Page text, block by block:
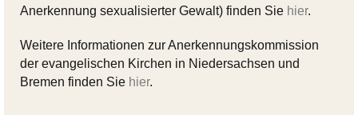
Anerkennung sexualisierter Gewalt) finden Sie hier.
Weitere Informationen zur Anerkennungskommission
der evangelischen Kirchen in Niedersachsen und
Bremen finden Sie hier.